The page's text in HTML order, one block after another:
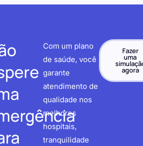
Com um plano
de saúde, você
garante
atendimento de
qualidade nos
melhores
hospitais,
tranquilidade
Fazer
uma
agora